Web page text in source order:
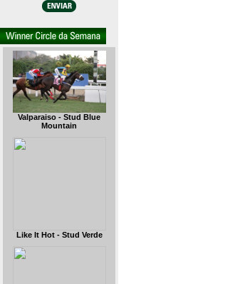
Valparaiso - Stud Blue
Mountain
Like It Hot - Stud Verde